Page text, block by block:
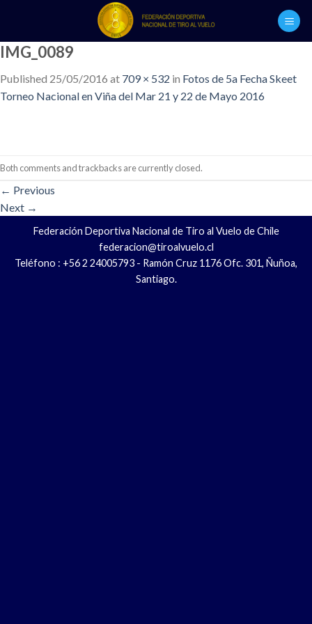
content
IMG_0089
Published 25/05/2016 at 709 × 532 in Fotos de 5a Fecha Skeet
Torneo Nacional en Viña del Mar 21 y 22 de Mayo 2016
Both comments and trackbacks are currently closed.
← Previous
Next →
Federación Deportiva Nacional de Tiro al Vuelo de Chile
federacion@tiroalvuelo.cl
Teléfono : +56 2 24005793 - Ramón Cruz 1176 Ofc. 301, Ñuñoa,
Santiago.